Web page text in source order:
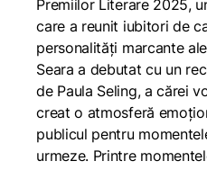
Premiilor Literare 2025,
care a reunit iubitori de
personalități marcante
Seara a debutat cu un
de Paula Seling, a cărei
creat o atmosferă
publicul pentru
urmeze. Printre